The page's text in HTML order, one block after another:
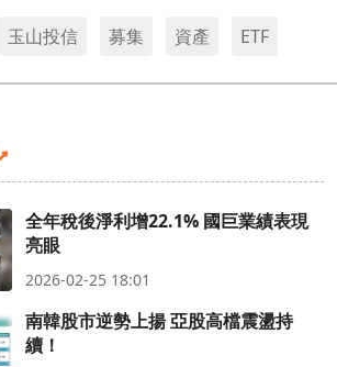
玉山投信 募集 資產 ETF
全年稅後淨利增22.1% 國巨業績表現
亮眼
2026-02-25 18:01
南韓股市逆勢上揚 亞股高檔震盪持
續！